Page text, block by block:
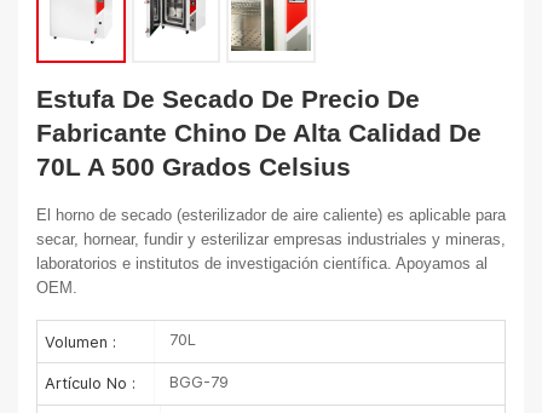
Estufa De Secado De Precio De
Fabricante Chino De Alta Calidad De
70L A 500 Grados Celsius
El horno de secado (esterilizador de aire caliente) es aplicable para
secar, hornear, fundir y esterilizar empresas industriales y mineras,
laboratorios e institutos de investigación científica. Apoyamos al
OEM.
Volumen : 70L
Artículo No : BGG-79